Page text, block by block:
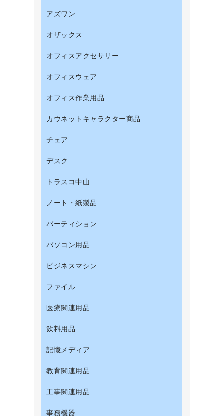
コピートナー
トナーカートリッジ
ファクシミリトナー
プリンタ用リボン
リサイクルトナー（プール方式）
互換インクカートリッジ
インクジェットプリンタ用紙
コピー用紙
その他コピー用紙・プリンタ用紙
ハガキ用紙
ファクシミリ用紙
ラベル用紙
ワープロ用紙
帳票用紙／フォーム用紙
アズワン
オフィス用品
オザックス
店舗用品
オフィスアクセサリー
インテリア・インテリア収納
オフィスアクセサリー
オフィスウェア
アウター
ブラウス・シャツ
医療・介護・ワーキングウェア
オフィス作業用品
ペット用品
結束用品
工場用品
梱包用テープ
作業用雑貨
作業用手袋
倉庫収納用品
防災用品
養生用品
カウネットキャラクター商品
カウネットキャラクター商品
チェア
オフィスチェア
ミーティングチェア
応接イス・ベンチ
デスク
カウンター
デスク
ミーティングテーブル
トラスコ中山
建築・作業用品
ノート・紙製品
ノート
バインダーノート
ルーズリーフ
各種用紙
額縁
帳簿
典礼用品
伝票
パーティション
パーティション
ホワイトボード・黒板
パソコン用品
ＨＤＤ／ＳＳＤ
ＬＡＮケーブル
ＯＡクリーナー／エアダスター
ＯＡフィルター
ＵＳＢハブ／ＵＳＢアクセサリー
スマートフォン／モバイル周辺機器
セキュリティ用品
ディスプレイモニター
ビジネスマシン
ＵＳＢメモリ
インクジェットプリンタ／複合機
スキャナー
デジタルカメラ
ファクシミリ
メモリーカード
レーザープリンタ／複合機
電話機
ファイル
２穴リフィル・２穴インデックス
３０穴リフィル・３０穴インデックス
Ｚ式ファイル
カードケース
クリップボード
クリヤーブック（差替式）
医療関連用品
医療関連用品
介護用品
感染症対策用品
管理医療機器
使い捨て手袋
飲料用品
インスタントコーヒー
お茶備品
コーヒーメーカー・備品
ソフトドリンク
ミネラルウォーター
記憶メディア
ＣＤ－Ｒ
ＣＤ－ＲＷ
ＤＶＤ
教育関連用品
教育関連用品
工事関連用品
屋外用品
事務機器